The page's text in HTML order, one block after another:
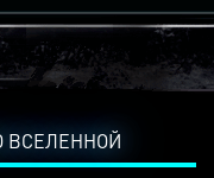
ВСЕЛЕННОЙ